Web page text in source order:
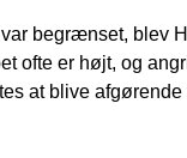
begrænset, blev
ofte er højt, og
at blive